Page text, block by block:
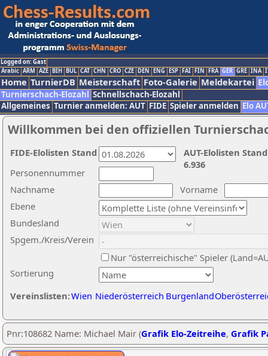
Logged on: Gast
Arabic ARM AZE BIH BUL CAT CHN CRO CZE DEN ENG ESP FAI FIN FRA GER GRE INA
Home TurnierDB Meisterschaft Foto-Galerie Meldekartei
Turnierschach-Elozahl Schnellschach-Elozahl
Allgemeines Turnier anmelden: AUT FIDE Spieler anmelden Elo
Willkommen bei den offiziellen
Nachname
Vorname
Ebene
Sortierung
Personennummer
Bundesland
Spgem./Kreis/Verein
Nur "österreichische" Spieler
Vereinslisten:Wien Niederösterreich Burgenland
AUT-Elolisten
6.936
FIDE-Elolisten Stand
Pnr:108682 Name: Michael Mair (Grafik Elo-Zeitreihe, Grafik